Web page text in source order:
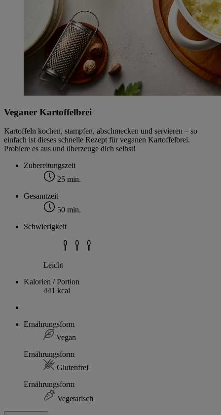
Veganer Kartoffelbrei
Kartoffeln kochen, stampfen, abschmecken und servieren – so
einfach ist dieses schnelle Rezept für veganen Kartoffelbrei.
Probiere es aus und überzeuge dich selbst!
Zubereitungszeit
25 min.
Gesamtzeit
50 min.
Schwierigkeit
Leicht
Kalorien / Portion
441 kcal
Ernährungsform
Vegan
Ernährungsform
Glutenfrei
Ernährungsform
Vegetarisch